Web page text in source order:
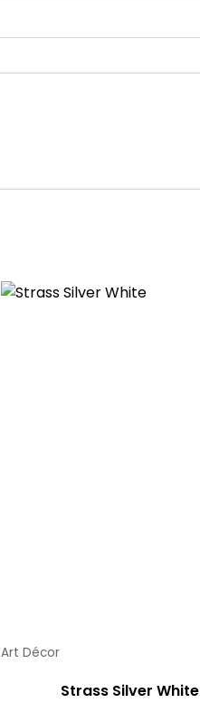
Art Décor
Strass Silver White